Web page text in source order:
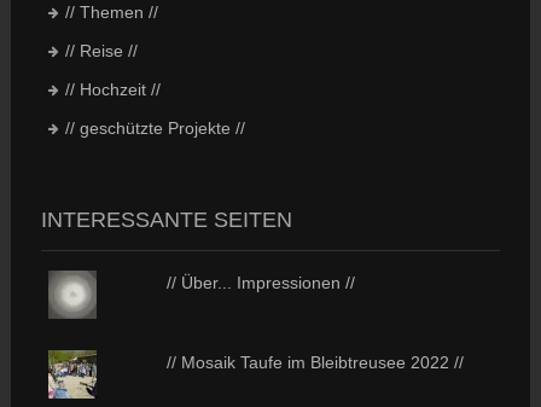
// Themen //
// Reise //
// Hochzeit //
// geschützte Projekte //
INTERESSANTE SEITEN
// Über... Impressionen //
// Mosaik Taufe im Bleibtreusee 2022 //